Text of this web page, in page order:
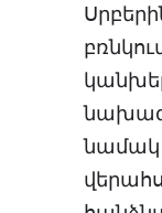
նամակ